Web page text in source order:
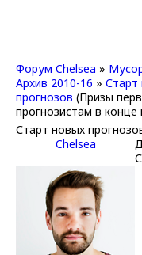
Форум Chelsea »
Архив 2010-16 » Старт
прогнозов (Призы
прогнозистам в конце
Старт новых
Chelsea